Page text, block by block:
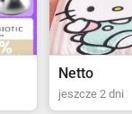
Kaufland
jeszcze 5 dni